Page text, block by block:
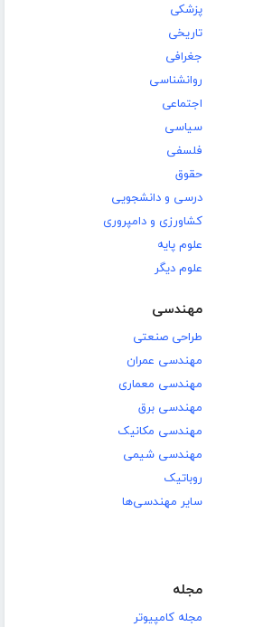
پزشکی
تاریخی
جغرافی
روانشناسی
اجتماعی
سیاسی
فلسفی
حقوق
درسی و دانشجویی
کشاورزی و دامپروری
علوم پایه
علوم دیگر
مهندسی
طراحی صنعتی
مهندسی عمران
مهندسی معماری
مهندسی برق
مهندسی مکانیک
مهندسی شیمی
روباتیک
سایر مهندسی‌ها
مجله
مجله کامپیوتر